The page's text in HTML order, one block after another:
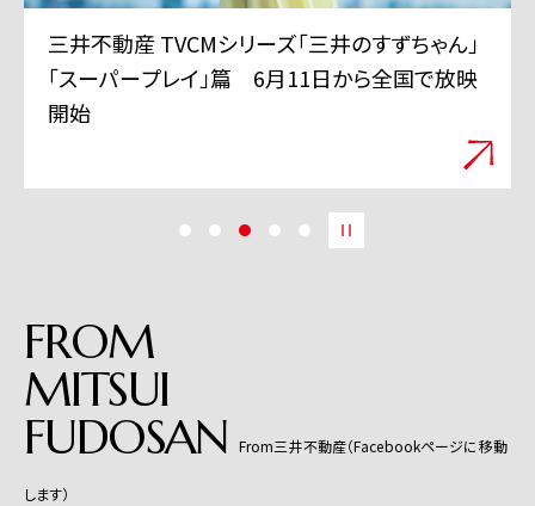
三井不動産 TVCMシリーズ「三井のすずちゃん」
「スーパープレイ」篇 6月11日から全国で放映
開始
FROM
MITSUI
FUDOSAN From三井不動産（Facebookページに移動
します）